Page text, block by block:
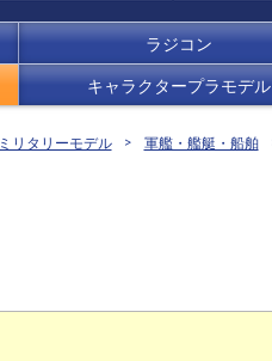
ラジコン
キャラクタープラモデル
ミリタリーモデル 軍艦・艦艇・船舶